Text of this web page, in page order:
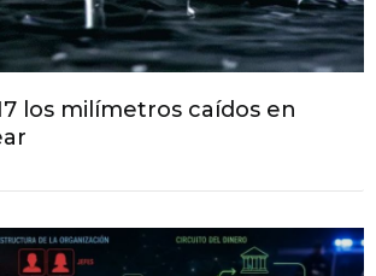
los milímetros caídos en